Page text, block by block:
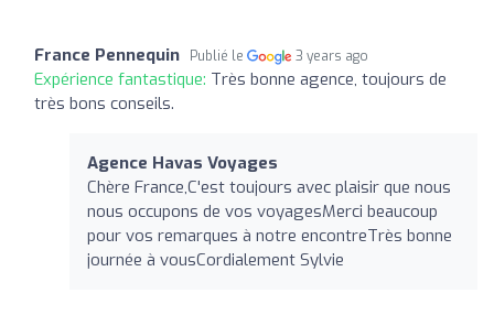
France Pennequin Publié le 3 years ago
Expérience fantastique: Très bonne agence, toujours de
très bons conseils.
Agence Havas Voyages
Chère France,C'est toujours avec plaisir que nous
nous occupons de vos voyagesMerci beaucoup
pour vos remarques à notre encontreTrès bonne
journée à vousCordialement Sylvie